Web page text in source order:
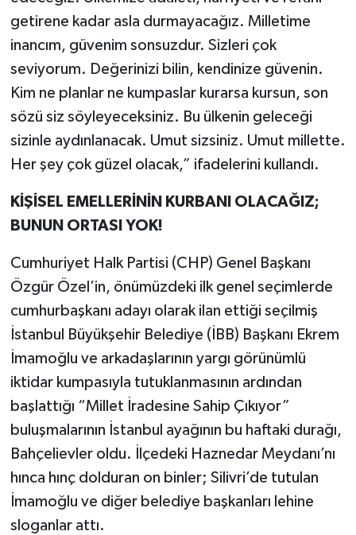
getirene kadar asla durmayacağız. Milletime
inancım, güvenim sonsuzdur. Sizleri çok
seviyorum. Değerinizi bilin, kendinize güvenin.
Kim ne planlar ne kumpaslar kurarsa kursun, son
sözü siz söyleyeceksiniz. Bu ülkenin geleceği
sizinle aydınlanacak. Umut sizsiniz. Umut millette.
Her şey çok güzel olacak,” ifadelerini kullandı.
KİŞİSEL EMELLERİNİN KURBANI OLACAĞIZ;
BUNUN ORTASI YOK!
Cumhuriyet Halk Partisi (CHP) Genel Başkanı
Özgür Özel’in, önümüzdeki ilk genel seçimlerde
cumhurbaşkanı adayı olarak ilan ettiği seçilmiş
İstanbul Büyükşehir Belediye (İBB) Başkanı Ekrem
İmamoğlu ve arkadaşlarının yargı görünümlü
iktidar kumpasıyla tutuklanmasının ardından
başlattığı “Millet İradesine Sahip Çıkıyor”
buluşmalarının İstanbul ayağının bu haftaki durağı,
Bahçelievler oldu. İlçedeki Haznedar Meydanı’nı
hınca hınç dolduran on binler; Silivri’de tutulan
İmamoğlu ve diğer belediye başkanları lehine
sloganlar attı.